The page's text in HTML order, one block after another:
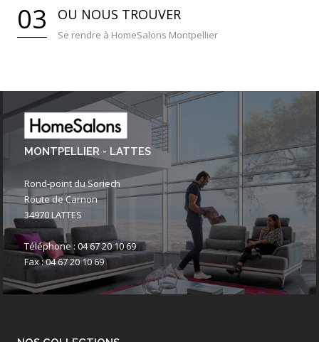
03 OU NOUS TROUVER
Se rendre à HomeSalons Montpellier
MONTPELLIER - LATTES
Rond-point du Soriech
Route de Carnon
34970 LATTES
Téléphone : 04 67 20 10 69
Fax : 04 67 20 10 69